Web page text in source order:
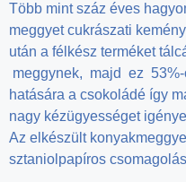
Több mint száz éves
meggyet cukrászati
után a félkész terméket
meggynek, majd ez 53%-
hatására a csokoládé így
nagy kézügyességet
Az elkészült
sztaniolpapíros